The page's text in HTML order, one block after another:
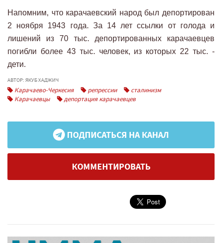
Напомним, что карачаевский народ был депортирован
2 ноября 1943 года. За 14 лет ссылки от голода и
лишений из 70 тыс. депортированных карачаевцев
погибли более 43 тыс. человек, из которых 22 тыс. -
дети.
АВТОР: ЯКУБ ХАДЖИЧ
Карачаево-Черкесия репрессии
сталинизм
Карачаевцы
депортация карачаевцев
ПОДПИСАТЬСЯ НА КАНАЛ
КОММЕНТИРОВАТЬ